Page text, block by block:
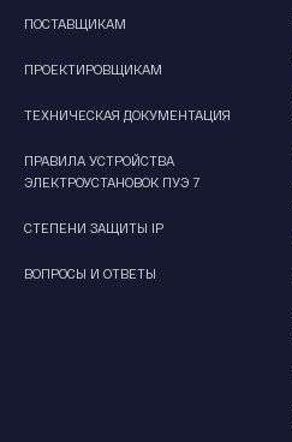
ПОСТАВЩИКАМ
ПРОЕКТИРОВЩИКАМ
ТЕХНИЧЕСКАЯ ДОКУМЕНТАЦИЯ
ПРАВИЛА УСТРОЙСТВА
ЭЛЕКТРОУСТАНОВОК ПУЭ 7
СТЕПЕНИ ЗАЩИТЫ IP
ВОПРОСЫ И ОТВЕТЫ